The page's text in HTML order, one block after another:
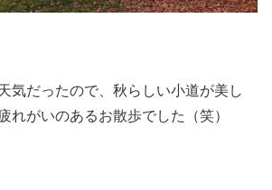
気だったので、秋らしい小道が美し
れがいのあるお散歩でした（笑）